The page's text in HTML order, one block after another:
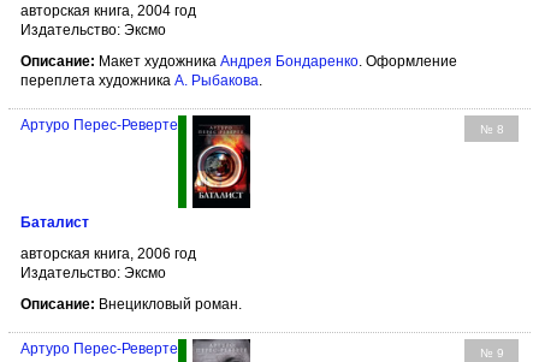
авторская книга, 2004 год
Издательство: Эксмо
Описание: Макет художника Андрея Бондаренко . Оформление
переплета художника А. Рыбакова
№ 8
Артуро Перес-Реверте
Баталист
авторская книга, 2006 год
Издательство: Эксмо
Описание: Внецикловый роман.
№ 9
Артуро Перес-Реверте